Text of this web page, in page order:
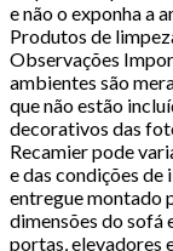
e não o exponha a
Produtos de
Observações
ambientes são
que não estão
decorativos das
Recamier pode
e das condições de
entregue montado
dimensões do sofá
portas, elevadores